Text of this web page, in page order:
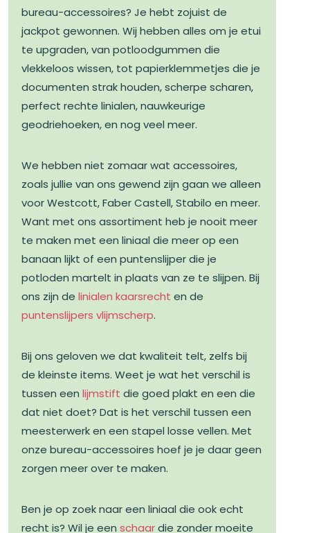
bureau-accessoires? Je hebt zojuist de
jackpot gewonnen. Wij hebben alles om je etui
te upgraden, van potloodgummen die
vlekkeloos wissen, tot papierklemmetjes die je
documenten strak houden, scherpe scharen,
perfect rechte linialen, nauwkeurige
geodriehoeken, en nog veel meer.
We hebben niet zomaar wat accessoires,
zoals jullie van ons gewend zijn gaan we alleen
voor Westcott, Faber Castell, Stabilo en meer.
Want met ons assortiment heb je nooit meer
te maken met een liniaal die meer op een
banaan lijkt of een puntenslijper die je
potloden martelt in plaats van ze te slijpen. Bij
ons zijn delinialen kaarsrecht en de
puntenslijpers vlijmscherp.
Bij ons geloven we dat kwaliteit telt, zelfs bij
de kleinste items. Weet je wat het verschil is
tussen eenlijmstift die goed plakt en een die
dat niet doet? Dat is het verschil tussen een
meesterwerk en een stapel losse vellen. Met
onze bureau-accessoires hoef je je daar geen
zorgen meer over te maken.
Ben je op zoek naar een liniaal die ook echt
recht is? Wil je eenschaardie zonder moeite